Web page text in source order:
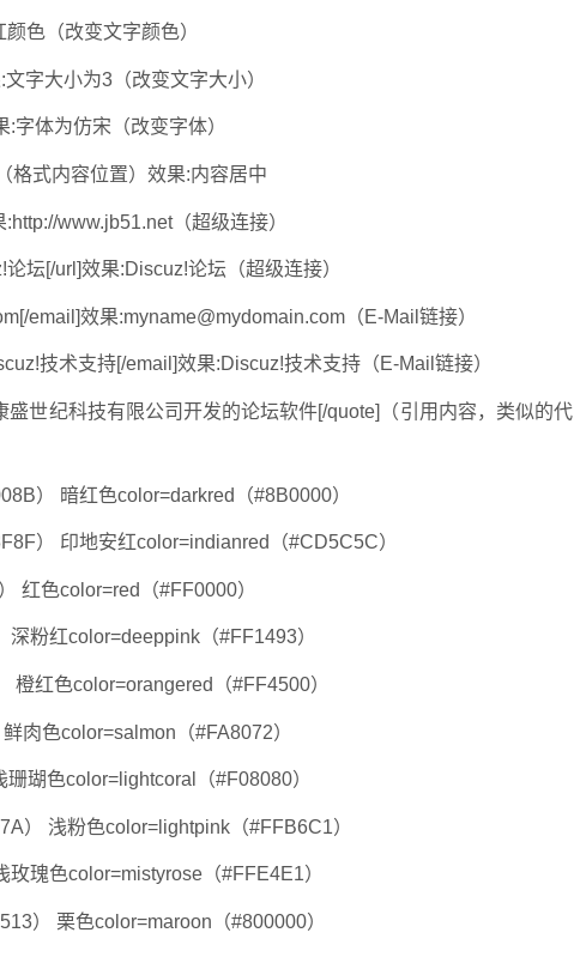
色（改变文字颜色）
字大小为3（改变文字大小）
:字体为仿宋（改变字体）
格式内容位置）效果:内容居中
www.jb51.net（超级连接）
坛[/url]效果:Discuz!论坛（超级连接）
email]效果:myname@mydomain.com（E-Mail链接）
技术支持[/email]效果:Discuz!技术支持（E-Mail链接）
盛世纪科技有限公司开发的论坛软件[/quote]（引用内容，类似的代
） 暗红色color=darkred（#8B0000）
） 印地安红color=indianred（#CD5C5C）
红色color=red（#FF0000）
粉红color=deeppink（#FF1493）
橙红色color=orangered（#FF4500）
肉色color=salmon（#FA8072）
瑚色color=lightcoral（#F08080）
） 浅粉色color=lightpink（#FFB6C1）
瑰色color=mistyrose（#FFE4E1）
） 栗色color=maroon（#800000）